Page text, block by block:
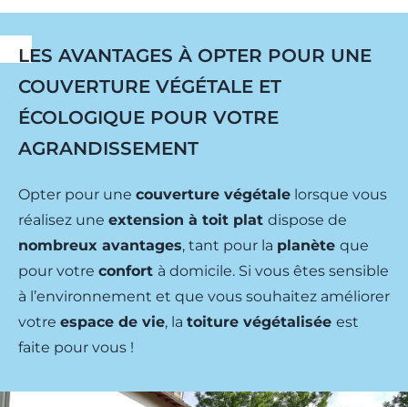
LES AVANTAGES À OPTER POUR UNE
COUVERTURE VÉGÉTALE ET
ÉCOLOGIQUE POUR VOTRE
AGRANDISSEMENT
Opter pour une couverture végétale lorsque vous
réalisez une extension à toit plat dispose de
nombreux avantages, tant pour la planète que
pour votre confort à domicile. Si vous êtes sensible
à l’environnement et que vous souhaitez améliorer
votre espace de vie, la toiture végétalisée est
faite pour vous !